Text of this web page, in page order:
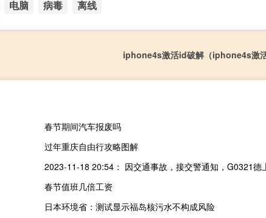
电脑 病毒 离线
iphone4s激活id破解（iphone4s激
春节期间汽车报废吗
过年重庆自由行攻略图解
春节值班几倍工资
日本环境省：测试显示福岛核污水不构成风险